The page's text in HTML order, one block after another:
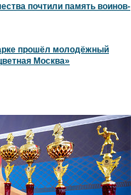
почтили память воинов-
прошёл молодёжный
Москва»